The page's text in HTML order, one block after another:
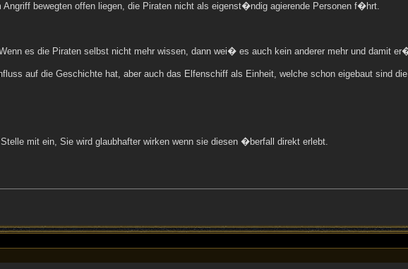
bewegten offen liegen, die Piraten nicht als eigenst�ndig agierende Personen f�hrt.
es die Piraten selbst nicht mehr wissen, dann wei� es auch kein anderer mehr und damit
auf die Geschichte hat, aber auch das Elfenschiff als Einheit, welche schon eigebaut sind
mit ein, Sie wird glaubhafter wirken wenn sie diesen �berfall direkt erlebt.